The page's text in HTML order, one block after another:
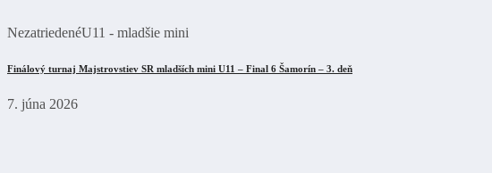
NezatriedenéU11 - mladšie mini
Finálový turnaj Majstrovstiev SR mladších mini U11 – Final 6 Šamorín – 3. deň
7. júna 2026